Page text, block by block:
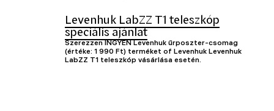
Levenhuk LabZZ T1 teleszkóp
speciális ajánlat
Szerezzen INGYEN Levenhuk űrposzter-csomag
(értéke: 1 990 Ft) terméket of Levenhuk Levenhuk
LabZZ T1 teleszkóp vásárlása esetén.